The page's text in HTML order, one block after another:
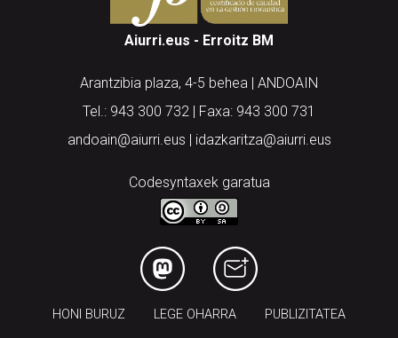
Aiurri.eus - Erroitz BM
Arantzibia plaza, 4-5 behea | ANDOAIN
Tel.: 943 300 732 | Faxa: 943 300 731
andoain@aiurri.eus | idazkaritza@aiurri.eus
Codesyntaxek garatua
HONI BURUZ LEGE OHARRA PUBLIZITATEA